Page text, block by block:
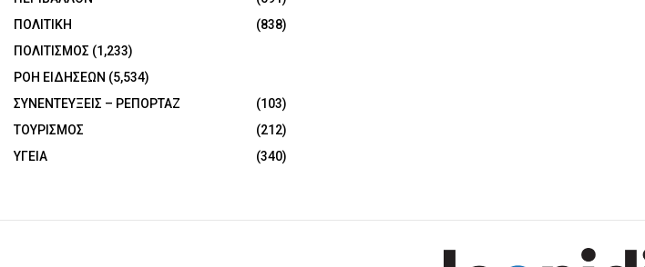
ΠΟΛΙΤΙΚΗ
(838)
ΠΟΛΙΤΙΣΜΟΣ (1,233)
ΡΟΗ ΕΙΔΗΣΕΩΝ (5,534)
ΣΥΝΕΝΤΕΥΞΕΙΣ – ΡΕΠΟΡΤΑΖ
(103)
ΤΟΥΡΙΣΜΟΣ
(212)
ΥΓΕΙΑ
(340)